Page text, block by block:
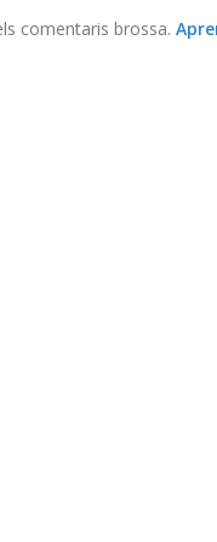
comentaris brossa.